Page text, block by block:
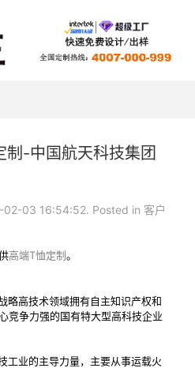
制-中国航天科技集团
03 16:54:52. Posted in 客户
高端T恤定制。
略高技术领域拥有自主知识产权和
竞争力强的国有特大型高科技企业
工业的主导力量，主要从事运载火